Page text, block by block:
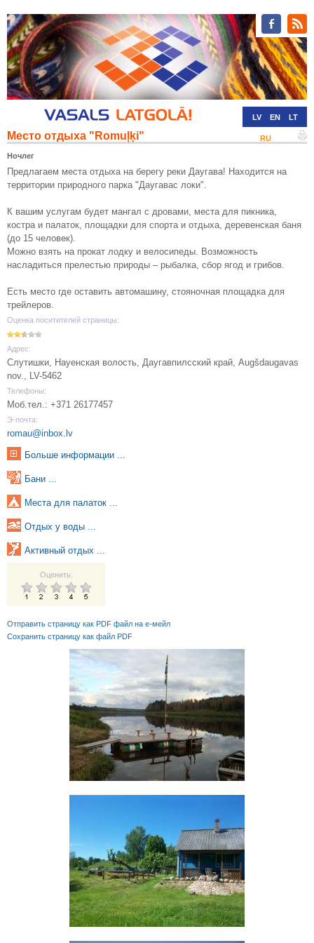
LV EN LT
RU
Место отдыха "Romuļķi"
Ночлег
Предлагаем места отдыха на берегу реки Даугава! Находится на
территории природного парка "Даугавас локи".
К вашим услугам будет мангал с дровами, места для пикника,
костра и палаток, площадки для спорта и отдыха, деревенская баня
(до 15 человек).
Можно взять на прокат лодку и велосипеды. Возможность
насладиться прелестью природы – рыбалка, сбор ягод и грибов.
Есть место где оставить автомашину, стояночная площадка для
трейлеров.
Оценка поситителей страницы:
Адрес:
Слутишки, Науенская волость, Даугавпилсский край, Augšdaugavas
nov., LV-5462
Телефоны:
Моб.тел.: +371 26177457
Э-почта:
romau@inbox.lv
Больше информации ...
Бани ...
Места для палаток ...
Oтдых у воды ...
Активный отдых ...
Оценить:
Отправить страницу как PDF файл на е-мейл
Сохранить страницу как файл PDF